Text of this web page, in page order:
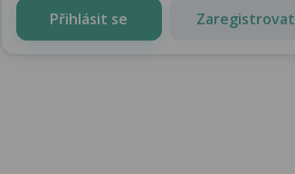
Přihlásit se Zaregistrovat